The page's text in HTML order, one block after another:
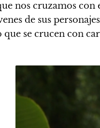
nos cruzamos con
de sus
que se crucen con